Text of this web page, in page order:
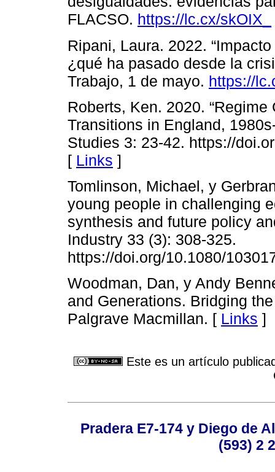
FLACSO. https://lc.cx/skOIX_
Ripani, Laura. 2022.
¿qué ha pasado desde la
Trabajo, 1 de mayo. https://
Roberts, Ken. 2020.
Transitions in England,
Studies 3: 23-42. https://
[ Links ]
Tomlinson, Michael, y
young people in challenging
synthesis and future policy
Industry 33 (3): 308-325.
https://doi.org/10.1080/
Woodman, Dan, y Andy
and Generations. Bridging
Palgrave Macmillan. [ Links ]
Este es un artículo
Pradera E7-174 y Diego de
(593) 2